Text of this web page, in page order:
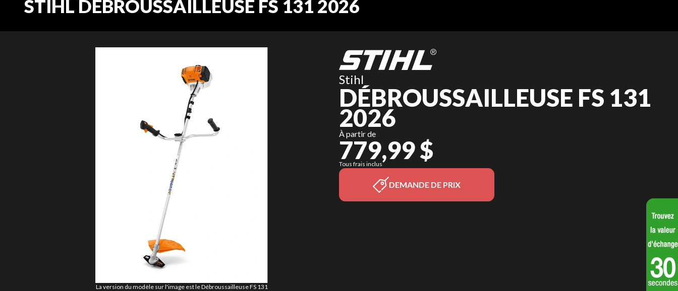
STIHL DÉBROUSSAILLEUSE FS 131 2026
La version du modèle sur l'image est le Débroussailleuse FS 131
Stihl
DÉBROUSSAILLEUSE FS 131
2026
À partir de
779,99 $
Tous frais inclus
DEMANDE DE PRIX